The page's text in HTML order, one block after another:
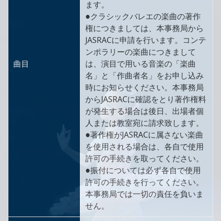
曲目
ます。
●クラシックバレエの楽曲の著作
権につきましては、本事務局から
JASRACに申請を行います。コンテ
ンポラリーの楽曲につきまして
は、演目で用いる音楽の「楽曲
名」と「作曲者名」をお申し込み
時にお知らせください。本事務局
からJASRACに確認をとり著作権料
が発生する場合は後日、出場者個
人または教室宛に請求致します。
●著作権がJASRACに属さない楽曲
を使用される場合は、各自で使用
許可の手続きを取ってください。
●振付については必ず各自で使用
許可の手続きを行ってください。
本事務局では一切の責任を負いま
せん。